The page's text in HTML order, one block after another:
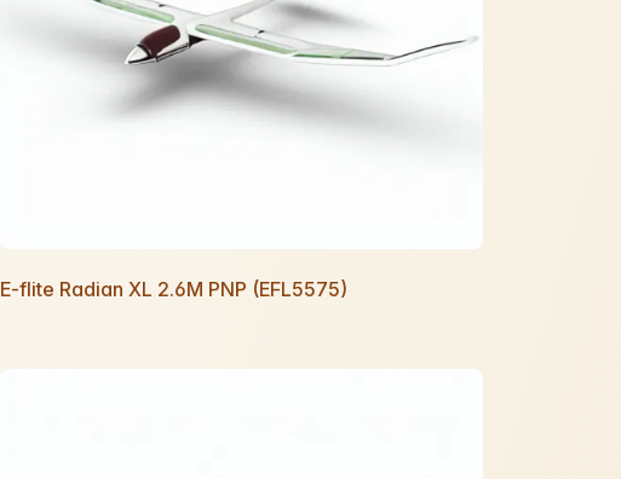
E-flite Radian XL 2.6M PNP (EFL5575)